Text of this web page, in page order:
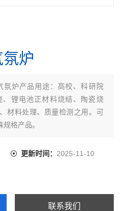
炉
炉产品用途：高校、科研院
锂电池正材料烧结、陶瓷烧
材料处理、质量检测之用。可
格产品。
更新时间： 2025-11-10
联系我们